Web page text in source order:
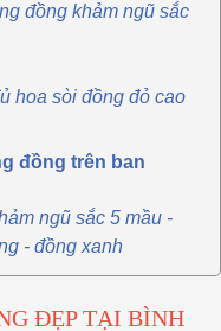
đồng khảm ngũ sắc
hoa sòi đồng đỏ cao
đồng trên ban
ngũ sắc 5 mầu -
- đồng xanh
ĐẸP TẠI BÌNH